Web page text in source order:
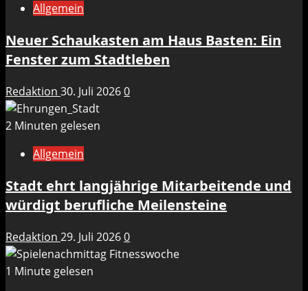
Allgemein
Neuer Schaukasten am Haus Basten: Ein
Fenster zum Stadtleben
Redaktion 30. Juli 20260
2 Minuten gelesen
Allgemein
Stadt ehrt langjährige Mitarbeitende und
würdigt berufliche Meilensteine
Redaktion 29. Juli 20260
1 Minute gelesen